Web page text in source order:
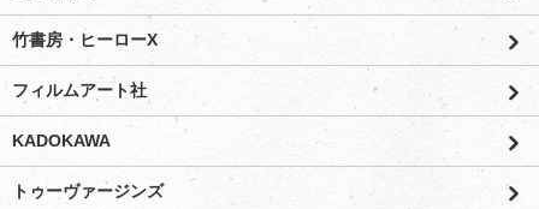
竹書房・ヒーローX
フィルムアート社
KADOKAWA
トゥーヴァージンズ